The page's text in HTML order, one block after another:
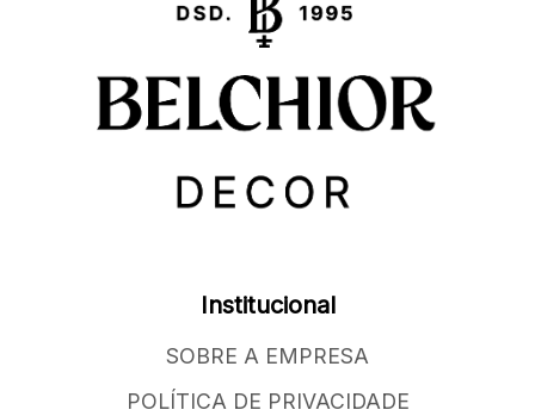
Institucional
SOBRE A EMPRESA
POLÍTICA DE PRIVACIDADE